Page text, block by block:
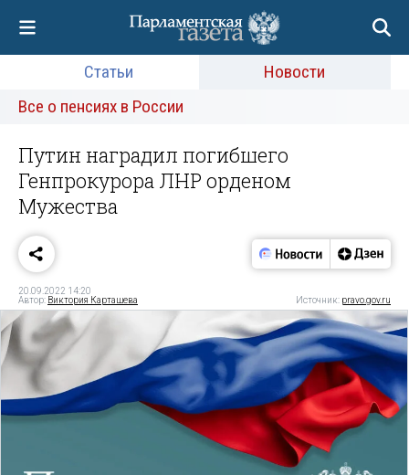
Статьи
Новости
Все о пенсиях в России
Путин наградил погибшего
Генпрокурора ЛНР орденом
Мужества
20.09.2022 14:20
Автор: Виктория Карташева Источник: pravo.gov.ru